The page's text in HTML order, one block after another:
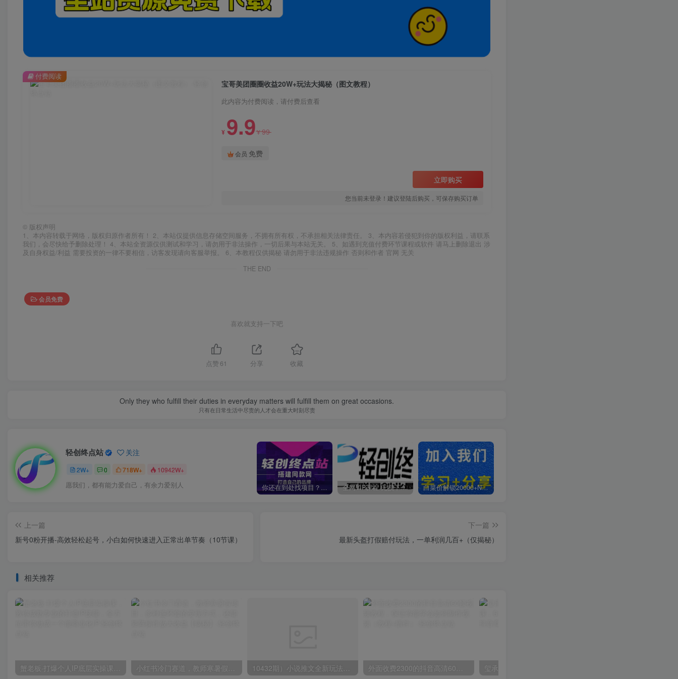
宝哥美团圈圈收益20W+玩法大揭秘（图文教程）
此内容为付费阅读，请付费后查看
¥ 9.9¥99
会员 免费
立即购买
您当前未登录！建议登陆后购买，可保存购买订单
付费阅读
© 版权声明
1、本内容转载于网络，版权归原作者所有！ 2、本站仅提供信息存储空间服务，不拥有所有权，不承担相关法律责任。 3、本内容若侵犯到你的版权利益，请联系
我们，会尽快给予删除处理！ 4、本站全资源仅供测试和学习，请勿用于非法操作，一切后果与本站无关。 5、如遇到充值付费环节课程或软件 请马上删除退出 涉
及自身权益/利益 需要投资的一律不要相信，访客发现请向客服举报。 6、本教程仅供揭秘 请勿用于非法违规操作 否则和作者 官网 无关
THE END
会员免费
喜欢就支持一下吧
点赞 61 分享 收藏
Only they who fulfill their duties in everyday matters will fulfill them on great occasions.
只有在日常生活中尽责的人才会在重大时刻尽责
轻创终点站 关注
2W+ 0 718W+ 10942W+
愿我们，都有能力爱自己，有余力爱别人 你还在到处找项目？还在当韭菜？我靠卖项目一个月收入5万+，曾经我也是个失败者。 全网VIP课程 无损下载~ 白菜价解锁20000+N个赚钱机会，加入轻创终点站会员，全站资源免费学习。
上一篇
新号0粉开播-高效轻松起号，小白如何快速进入正常出单节奏（10节课）
下一篇
最新头盔打假赔付玩法，一单利润几百+（仅揭秘）
相关推荐
蟹老板·打爆个人IP底层实操课，教你成熟专业的打造IP技能，全方位带你做成一个能商业化IP 小红书冷门赛道，教师寒暑假项目，多种连环套的变现方式，还能矩阵操作放大收益【揭秘】 10432期）小说推文全新玩法，5分钟一条原创视频，结合中视频bilibili赚多份收益 外面收费2300的抖音高清60帧视频教程，保证你能学会如何制作视频（教程+插件）